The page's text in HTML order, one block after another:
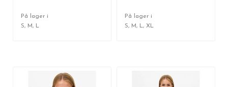
På lager i
S, M, L
På lager i
S, M, L, XL